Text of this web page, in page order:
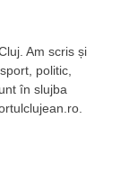
Am scris și
politic,
în slujba